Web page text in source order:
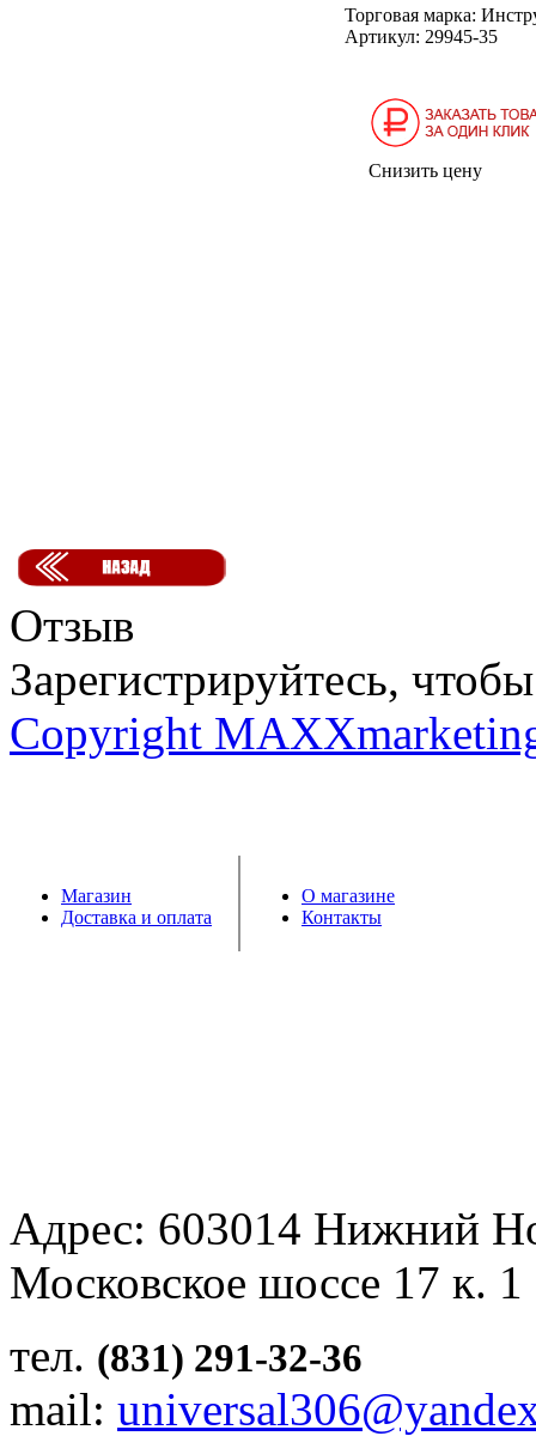
Торговая марка:
Артикул: 29945-35
Снизить цену
Отзыв
Зарегистрируйтесь,
Copyright
Магазин
Доставка и оплата
О магазине
Контакты
Адрес: 603014 Нижний
Московское шоссе 17 к.
тел. (831) 291-32-36
mail: